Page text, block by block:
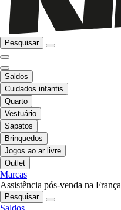
Pesquisar
Saldos
Cuidados infantis
Quarto
Vestuário
Sapatos
Brinquedos
Jogos ao ar livre
Outlet
Marcas
Assistência pós-venda na França
Pesquisar
Saldos